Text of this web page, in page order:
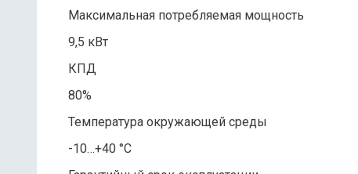
Максимальная потребляемая мощность
9,5 кВт
КПД
80%
Температура окружающей среды
-10…+40 °С